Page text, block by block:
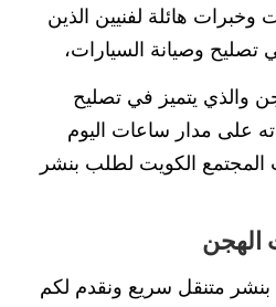
وخبرات هائلة لفنيين الذين
وصيانة السيارات،
والذي يتميز في تصليح
على مدار ساعات اليوم
المجتمع الكويت لطلب بنشر
الهجن
متنقل سريع ونقدم لكم